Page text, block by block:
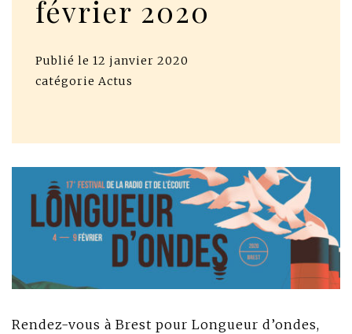
février 2020
Publié le 12 janvier 2020
catégorie Actus
Rendez-vous à Brest pour Longueur d’ondes,